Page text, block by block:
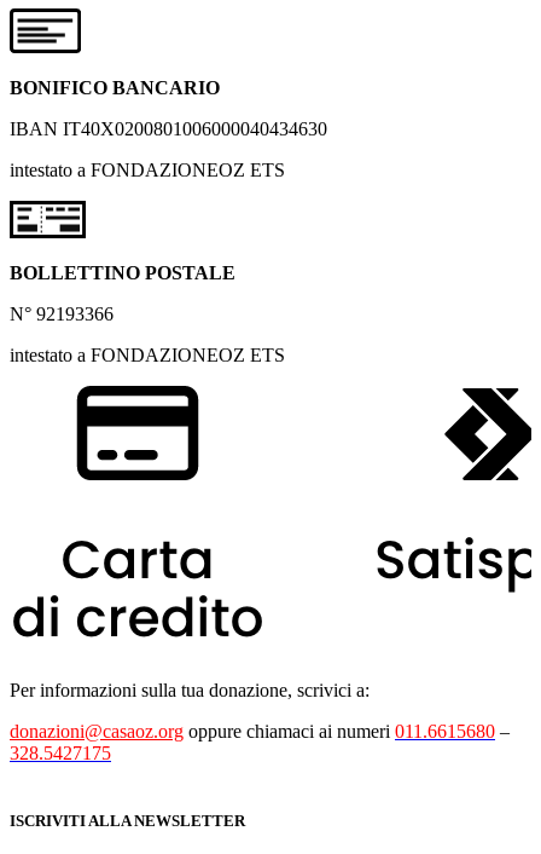
BONIFICO BANCARIO
IBAN IT40X0200801006000040434630
intestato a FONDAZIONEOZ ETS
BOLLETTINO POSTALE
N° 92193366
intestato a FONDAZIONEOZ ETS
Per informazioni sulla tua donazione, scrivici a:
donazioni@casaoz.org oppure chiamaci ai numeri 011.6615680 –
328.5427175
ISCRIVITI ALLA NEWSLETTER